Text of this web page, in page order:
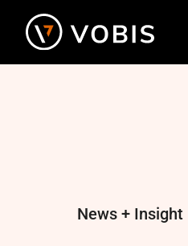
News + Insight